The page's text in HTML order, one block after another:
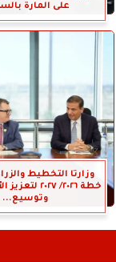
على المارة
وزارتا التخطيط
خطة ٢٠٢٦/ ٢٠٢٧
وتوسيع...